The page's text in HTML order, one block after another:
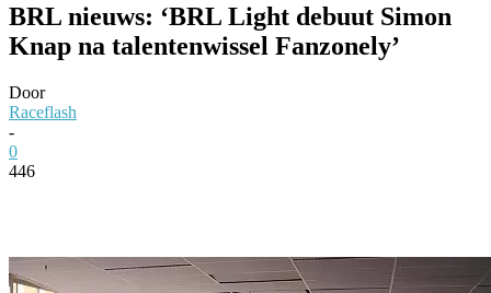
BRL nieuws: ‘BRL Light debuut Simon
Knap na talentenwissel Fanzonely’
Door
Raceflash
-
0
446